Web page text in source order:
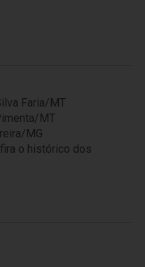
Faria/MT
MT
MG
o histórico dos